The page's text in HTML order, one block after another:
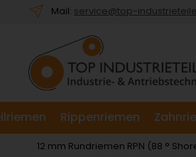
Willkommen.
für
das
Barrierefreiheitsmenü
Mail: service@top-
Rippenriemen
12 mm Rundriemen RPN (88 °